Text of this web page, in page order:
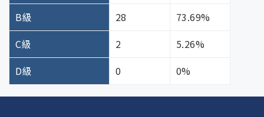
● 建立多元溝通管道，強化與
揭露與互動。
完善法遵體系與資訊揭露，提
資訊安全顧問
負責提供資通安全管理與技術
公司維持資訊安全管理制度的
制度推動過程中具備必要的技
客戶滿意度調查流程
客訴管理與處理機制
B級
28
73.69%
C級
2
5.26%
D級
0 0%